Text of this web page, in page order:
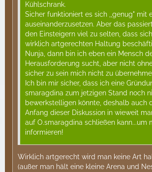
Kühlschrank.
Sicher funktioniert es sich ,,genug" mit
auseinanderzusetzen. Aber das
den Einsteigern viel zu selten, dass
wirklich artgerechten Haltung
Nunja, dann bin ich eben ein Mensch
Herausforderung sucht, aber nicht
sicher zu sein mich nicht zu
Ich bin mir sicher, dass ich eine
smaragdina zum jetzigen Stand noch
bewerkstelligen könnte, deshalb auch
Anfang dieser Diskussion in wieweit
auf O.smaragdina schließen kann...um
informieren!
Wirklich artgerecht wird man keine Art
(außer man hält eine kleine Arena und